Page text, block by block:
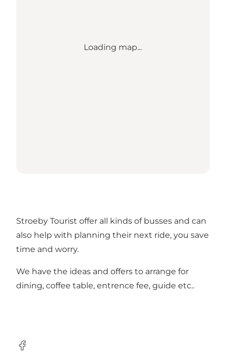
Loading map...
Stroeby Tourist offer all kinds of busses and can
also help with planning their next ride, you save
time and worry.
We have the ideas and offers to arrange for
dining, coffee table, entrence fee, guide etc..
Facebook